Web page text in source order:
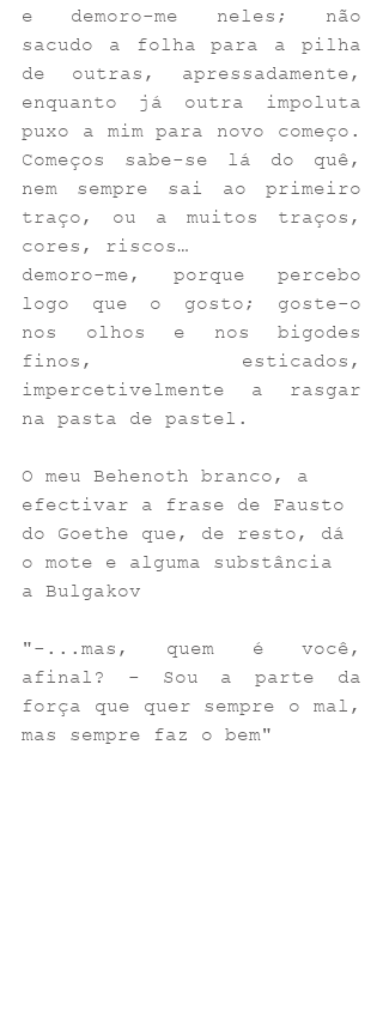
e demoro-me neles; não
sacudo a folha para a pilha
de outras, apressadamente,
enquanto já outra impoluta
puxo a mim para novo começo.
Começos sabe-se lá do quê,
nem sempre sai ao primeiro
traço, ou a muitos traços,
cores, riscos…
demoro-me, porque percebo
logo que o gosto; goste-o
nos olhos e nos bigodes
finos, esticados,
impercetivelmente a rasgar
na pasta de pastel.
O meu Behenoth branco, a
efectivar a frase de Fausto
do Goethe que, de resto, dá
o mote e alguma substância
a Bulgakov
"-...mas, quem é você,
afinal? - Sou a parte da
força que quer sempre o mal,
mas sempre faz o bem"